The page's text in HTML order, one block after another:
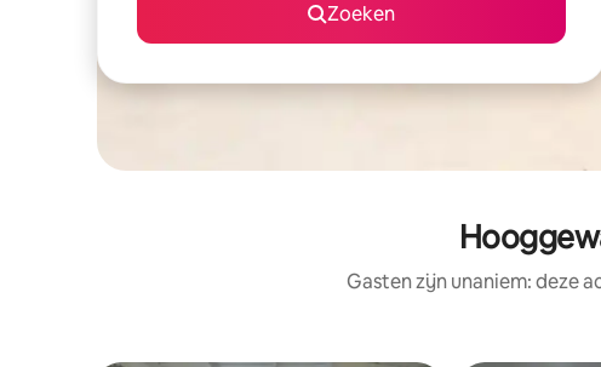
Zoeken
Gasten zijn unaniem: deze